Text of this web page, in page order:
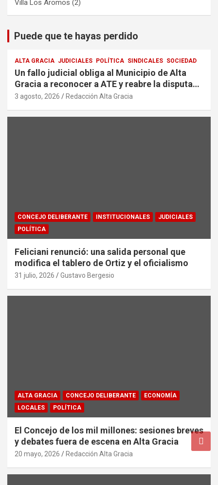
Villa Los Aromos (2)
Puede que te hayas perdido
ALTA GRACIA JUDICIALES POLÍTICA SINDICALES SOCIEDAD
Un fallo judicial obliga al Municipio de Alta
Gracia a reconocer a ATE y reabre la disputa
por la representación sindical
3 agosto, 2026 Redacción Alta Gracia
CONCEJO DELIBERANTE INSTITUCIONALES
JUDICIALES
POLÍTICA
Feliciani renunció: una salida personal que
modifica el tablero de Ortiz y el oficialismo
31 julio, 2026 Gustavo Bergesio
ALTA GRACIA CONCEJO DELIBERANTE
ECONOMÍA
LOCALES
POLÍTICA
El Concejo de los mil millones: sesiones breves
y debates fuera de escena en Alta Gracia
20 mayo, 2026 Redacción Alta Gracia